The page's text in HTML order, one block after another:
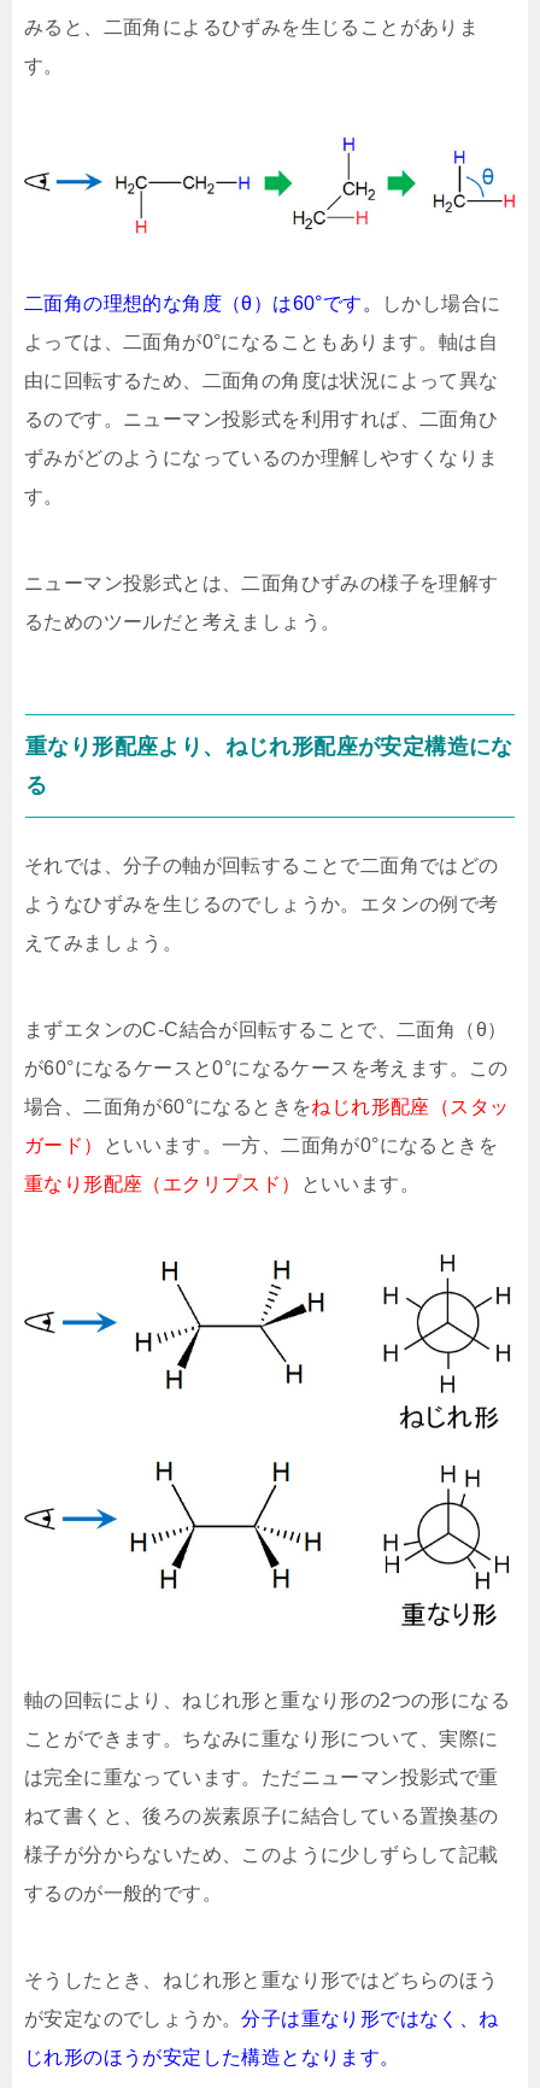
みると、二面角によるひずみを生じることがありま
す。
二面角の理想的な角度（θ）は60°です。
しかし場合に
よっては、二面角が0°になることもあります。軸は自
由に回転するため、二面角の角度は状況によって異な
るのです。ニューマン投影式を利用すれば、二面角ひ
ずみがどのようになっているのか理解しやすくなりま
す。
ニューマン投影式とは、二面角ひずみの様子を理解す
るためのツールだと考えましょう。
重なり形配座より、ねじれ形配座が安定構造にな
る
それでは、分子の軸が回転することで二面角ではどの
ようなひずみを生じるのでしょうか。エタンの例で考
えてみましょう。
まずエタンのC-C結合が回転することで、二面角（θ）
が60°になるケースと0°になるケースを考えます。この
場合、二面角が60°になるときをねじれ形配座（スタッ
ガード）
といいます。一方、二面角が0°になるときを
重なり形配座（エクリプスド）
といいます。
軸の回転により、ねじれ形と重なり形の2つの形になる
ことができます。ちなみに重なり形について、実際に
は完全に重なっています。ただニューマン投影式で重
ねて書くと、後ろの炭素原子に結合している置換基の
様子が分からないため、このように少しずらして記載
するのが一般的です。
そうしたとき、ねじれ形と重なり形ではどちらのほう
が安定なのでしょうか。分子は重なり形ではなく、ね
じれ形のほうが安定した構造となります。